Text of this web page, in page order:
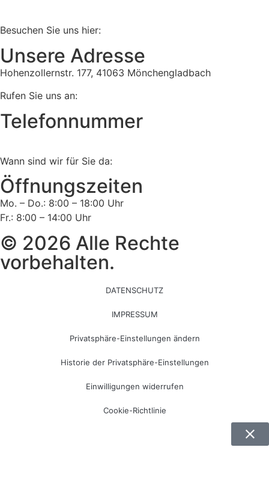
Besuchen Sie uns hier:
Unsere Adresse
Hohenzollernstr. 177, 41063 Mönchengladbach
Rufen Sie uns an:
Telefonnummer
Wann sind wir für Sie da:
Öffnungszeiten
Mo. – Do.: 8:00 – 18:00 Uhr
Fr.: 8:00 – 14:00 Uhr
© 2026 Alle Rechte
vorbehalten.
DATENSCHUTZ
IMPRESSUM
Privatsphäre-Einstellungen ändern
Historie der Privatsphäre-Einstellungen
Einwilligungen widerrufen
Cookie-Richtlinie